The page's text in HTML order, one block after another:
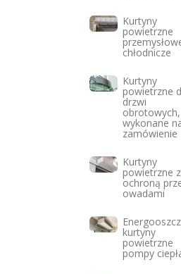
Kurtyny
powietrzne
chłodnicze
Kurtyny
powietrzne
drzwi
obrotowych,
wykonane
zamówienie
Kurtyny
powietrzne z
ochroną
owadami
kurtyny
powietrzne
pompy